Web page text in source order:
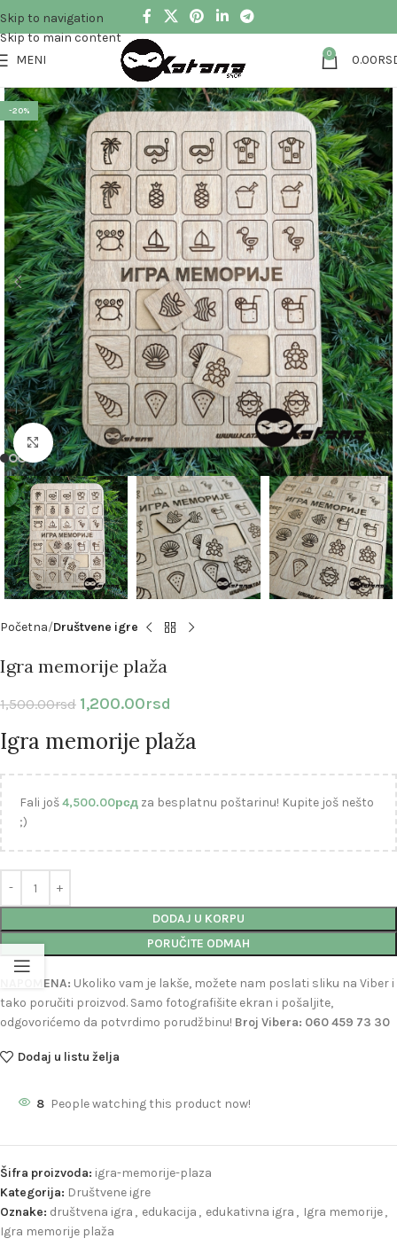
Skip to navigation
Skip to main content
MENI
0 0.00
-20%
Klikni i uvećaj sliku
Početna Društvene igre
Igra memorije plaža
1,500.00rsd 1,200.00rsd
Igra memorije plaža
Fali još4,500.00рсд za besplatnu poštarinu! Kupite još nešto
;)
DODAJ U KORPU
PORUČITE ODMAH
NAPOMENA: Ukoliko vam je lakše, možete nam poslati sliku na Viber i
tako poručiti proizvod. Samo fotografišite ekran i pošaljite,
odgovorićemo da potvrdimo porudžbinu! Broj Vibera: 060 459 73 30
Dodaj u listu želja
8 People watching this product now!
Šifra proizvoda: igra-memorije-plaza
Kategorija: Društvene igre
Oznake: društvena igra , edukacija , edukativna igra , Igra memorije,
Igra memorije plaža